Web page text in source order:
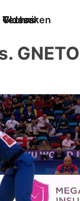
Techniken
Videos
Glossar
GNETO